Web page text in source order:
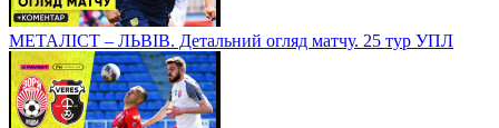
МЕТАЛІСТ – ЛЬВІВ. Детальний огляд матчу. 25 тур УПЛ